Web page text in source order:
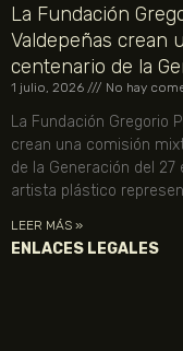
La Fundación
Valdepeñas crean
centenario de la
1 julio, 2026 No hay
La Fundación Gregorio
crean una comisión
de la Generación del 27
artista plástico
LEER MÁS »
ENLACES LEGALES